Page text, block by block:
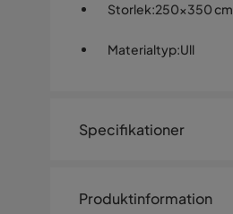
Storlek:250x350 cm
Materialtyp:Ull
Specifikationer
Storlek
Produktinformation